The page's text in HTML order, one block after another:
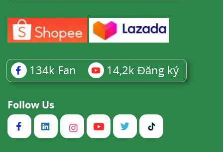
134k Fan 14,2k Đăng ký
Follow Us